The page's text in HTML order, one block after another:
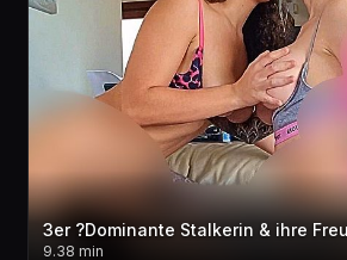
9.38 min